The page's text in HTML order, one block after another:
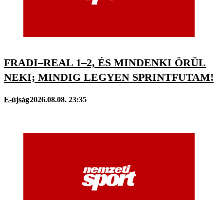
FRADI–REAL 1–2, ÉS MINDENKI ÖRÜL
NEKI; MINDIG LEGYEN SPRINTFUTAM!
E-újság2026.08.08. 23:35